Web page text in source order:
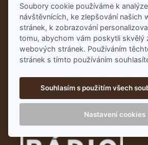
Soubory cookie používáme k
návštěvnících, ke zlepšování našich
stránek, k zobrazování
tomu, abychom vám poskytli skvělý
webových stránek. Používáním
stránek s tímto používáním
Souhlasím s použitím všech
Nastavení cookies